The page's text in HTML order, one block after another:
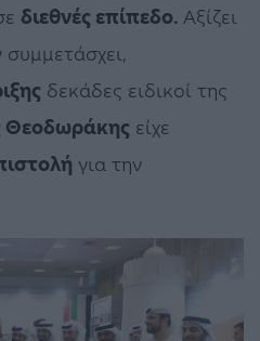
διεθνές επίπεδο. Αξίζει
συμμετάσχει,
δεκάδες ειδικοί της
Θεοδωράκης είχε
για την